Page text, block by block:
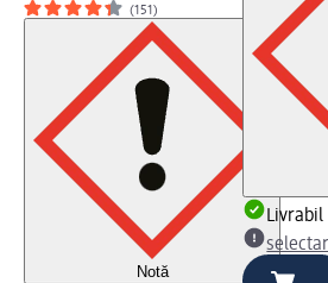
(151)
Notă
Livrabil